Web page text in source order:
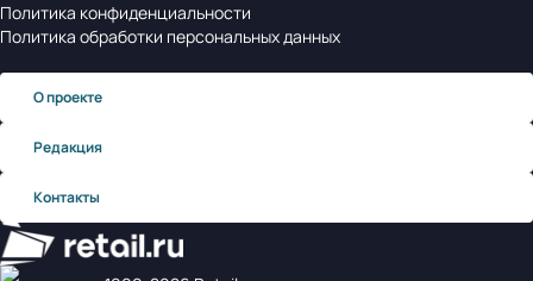
Политика конфиденциальности
Политика обработки персональных данных
О проекте
Редакция
Контакты